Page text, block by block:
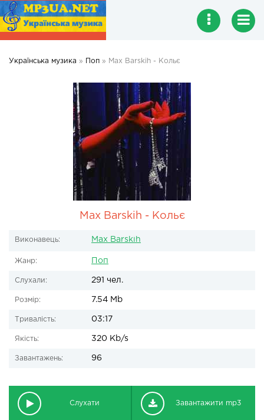
Українська музика » Поп » Max Barskih - Кольє
Max Barskih - Кольє
Виконавець: Max Barskih
Жанр: Поп
Слухали: 291 чел.
Розмір: 7.54 Mb
Тривалість: 03:17
Якість: 320 Kb/s
Завантажень: 96
Слухати Завантажити mp3